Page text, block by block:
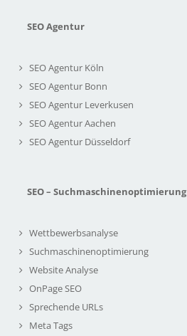
SEO Agentur
SEO Agentur Köln
SEO Agentur Bonn
SEO Agentur Leverkusen
SEO Agentur Aachen
SEO Agentur Düsseldorf
SEO – Suchmaschinenoptimierung
Wettbewerbsanalyse
Suchmaschinenoptimierung
Website Analyse
OnPage SEO
Sprechende URLs
Meta Tags